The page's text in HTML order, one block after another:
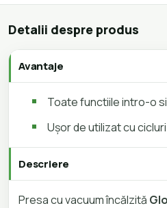
Detalii despre produs
Avantaje
Toate functiile intro-o
Ușor de utilizat cu
Descriere
Presa cu vacuum încălzită